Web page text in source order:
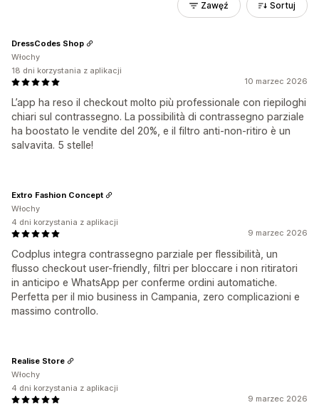
Zawęź Sortuj
10 marzec 2026
L’app ha reso il checkout molto più professionale con riepiloghi
chiari sul contrassegno. La possibilità di contrassegno parziale
ha boostato le vendite del 20%, e il filtro anti-non-ritiro è un
salvavita. 5 stelle!
DressCodes Shop
Włochy
18 dni korzystania z aplikacji
9 marzec 2026
Codplus integra contrassegno parziale per flessibilità, un
flusso checkout user-friendly, filtri per bloccare i non ritiratori
in anticipo e WhatsApp per conferme ordini automatiche.
Perfetta per il mio business in Campania, zero complicazioni e
massimo controllo.
Extro Fashion Concept
Włochy
4 dni korzystania z aplikacji
9 marzec 2026
Realise Store
Włochy
4 dni korzystania z aplikacji